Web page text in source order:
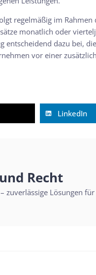
regelmäßig im Rahmen
monatlich oder
entscheidend dazu bei,
vor einer
LinkedIn
Recht
zuverlässige Lösungen